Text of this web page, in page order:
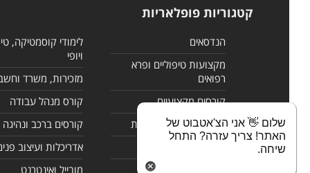
קטגוריות פופלאריות
הנדסאים
מקצועות טיפוליים ופרא
רפואים
קורסים מקצועיים
לימודי מחשבים ורשתות
לימודי קוסמטיקה,
ויופי
מזכירות, משרד
קורס מנהל עבודה
קורסים ברכב ונהיגה
אדריכלות ועיצוב
מובייל ואינטרנט
שלום 👋 אני הצ'אטבוט של
האתר! צריך עזרה? התחל
שיחה.